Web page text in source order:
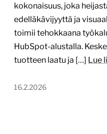
kokonaisuus, joka
edelläkävijyyttä ja
toimii tehokkaana
HubSpot-alustalla.
tuotteen laatu ja […] Lue
16.2.2026